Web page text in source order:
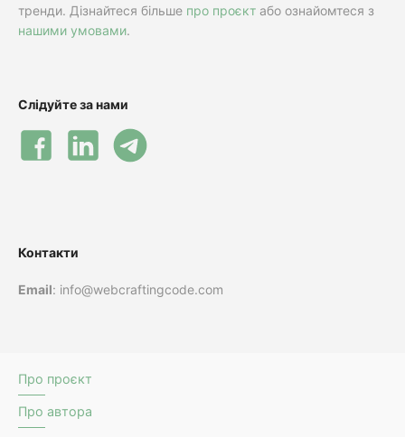
тренди. Дізнайтеся більше про проєкт або ознайомтеся з
нашими умовами.
Слідуйте за нами
Контакти
Email: info@webcraftingcode.com
Про проєкт
Про автора